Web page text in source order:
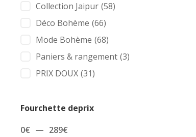
Collection Jaipur (58)
Déco Bohème (66)
Mode Bohème (68)
Paniers & rangement (3)
PRIX DOUX (31)
Fourchette deprix
0€ — 289€